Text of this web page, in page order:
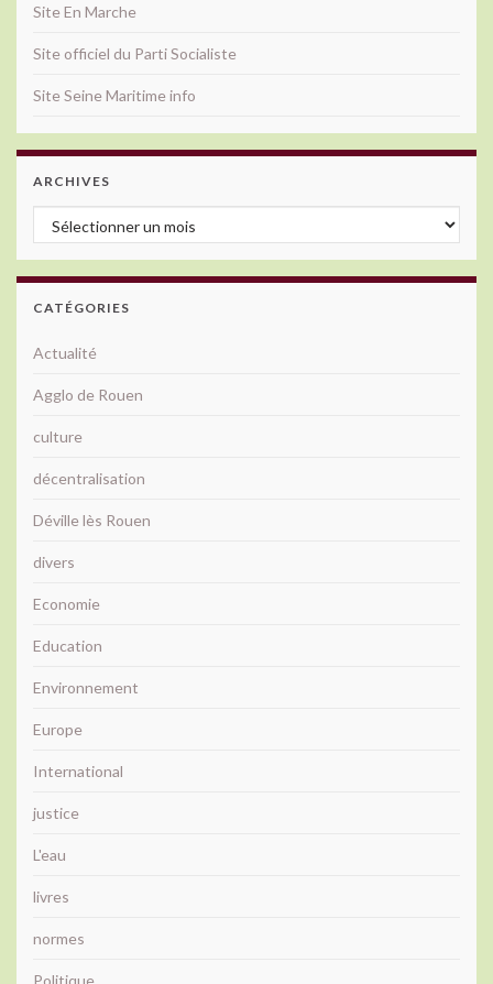
Site En Marche
Site officiel du Parti Socialiste
Site Seine Maritime info
ARCHIVES
Archives
CATÉGORIES
Actualité
Agglo de Rouen
culture
décentralisation
Déville lès Rouen
divers
Economie
Education
Environnement
Europe
International
justice
L'eau
livres
normes
Politique